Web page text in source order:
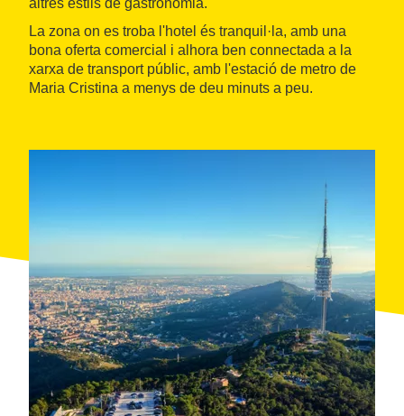
altres estils de gastronomia.
La zona on es troba l'hotel és tranquil·la, amb una
bona oferta comercial i alhora ben connectada a la
xarxa de transport públic, amb l'estació de metro de
Maria Cristina a menys de deu minuts a peu.